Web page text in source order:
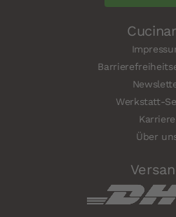
Werkstatt-
Karriere
Über